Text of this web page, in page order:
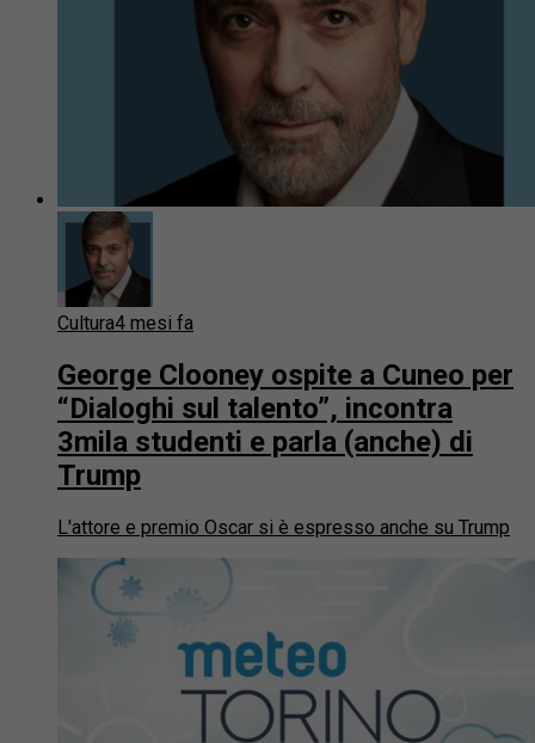
Cultura4 mesi fa
George Clooney ospite a Cuneo per
“Dialoghi sul talento”, incontra
3mila studenti e parla (anche) di
Trump
L'attore e premio Oscar si è espresso anche su Trump